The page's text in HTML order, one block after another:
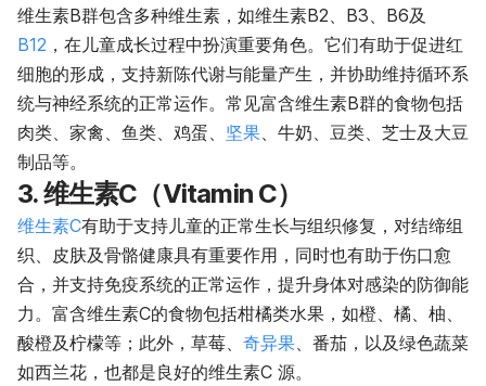
维生素B群包含多种维生素，如维生素B2、B3、B6及
B12 ，在儿童成长过程中扮演重要角色。它们有助于促进红
细胞的形成，支持新陈代谢与能量产生，并协助维持循环系
统与神经系统的正常运作。常见富含维生素B群的食物包括
肉类、家禽、鱼类、鸡蛋、 坚果 、牛奶、豆类、芝士及大豆
制品等。
3. 维生素C（Vitamin C）
维生素C有助于支持儿童的正常生长与组织修复，对结缔组
织、皮肤及骨骼健康具有重要作用，同时也有助于伤口愈
合，并支持免疫系统的正常运作，提升身体对感染的防御能
力。富含维生素C的食物包括柑橘类水果，如橙、橘、柚、
酸橙及柠檬等；此外，草莓、 奇异果 、番茄，以及绿色蔬菜
如西兰花，也都是良好的维生素C 源。